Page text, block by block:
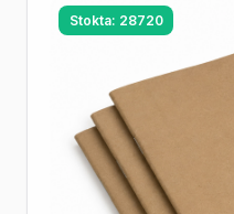
Stokta: 28720